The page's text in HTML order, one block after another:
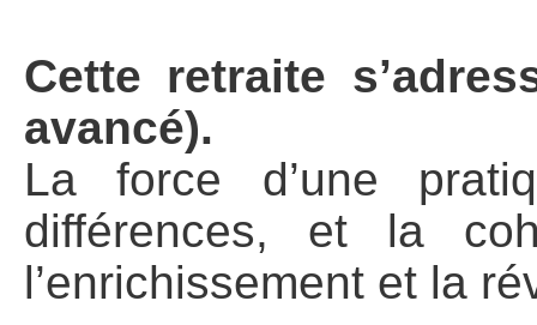
Cette retraite
avancé).
La force d’une
différences, et la
l’enrichissement et la